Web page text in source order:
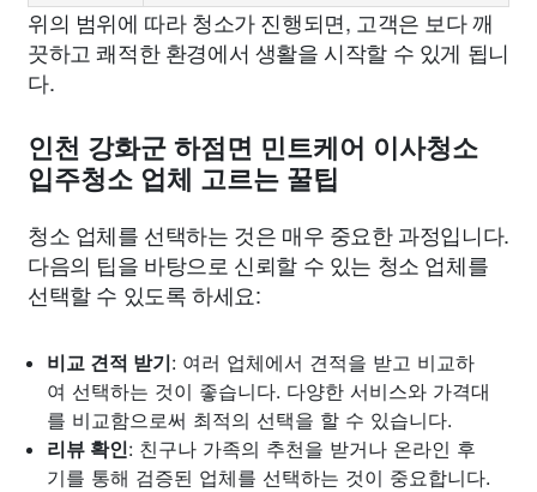
위의 범위에 따라 청소가 진행되면, 고객은 보다 깨
끗하고 쾌적한 환경에서 생활을 시작할 수 있게 됩니
다.
인천 강화군 하점면 민트케어 이사청소
입주청소 업체 고르는 꿀팁
청소 업체를 선택하는 것은 매우 중요한 과정입니다.
다음의 팁을 바탕으로 신뢰할 수 있는 청소 업체를
선택할 수 있도록 하세요:
비교 견적 받기: 여러 업체에서 견적을 받고 비교하
여 선택하는 것이 좋습니다. 다양한 서비스와 가격대
를 비교함으로써 최적의 선택을 할 수 있습니다.
리뷰 확인: 친구나 가족의 추천을 받거나 온라인 후
기를 통해 검증된 업체를 선택하는 것이 중요합니다.